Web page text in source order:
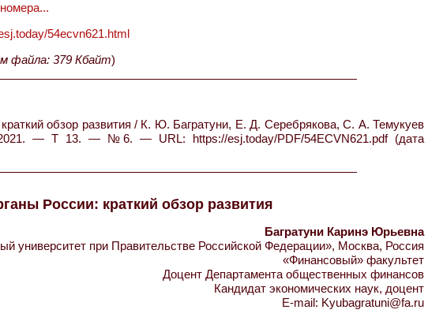
54ecvn621.html
файла: 379 Кбайт)
обзор развития / К. Ю. Багратуни, Е. Д. Серебрякова, С. А. Темукуев
— Т 13. — №6. — URL: https://esj.today/PDF/54ECVN621.pdf (дата
России: краткий обзор развития
Багратуни Каринэ Юрьевна
университет при Правительстве Российской Федерации», Москва, Россия
«Финансовый» факультет
Доцент Департамента общественных финансов
Кандидат экономических наук, доцент
E-mail: Kyubagratuni@fa.ru